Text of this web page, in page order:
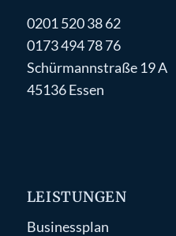
0201 520 38 62
0173 494 78 76
Schürmannstraße 19 A
45136 Essen
LEISTUNGEN
Businessplan